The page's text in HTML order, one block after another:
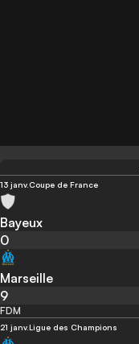
13 janv.Coupe de France
Bayeux
0
Marseille
9
FDM
21 janv.Ligue des Champions